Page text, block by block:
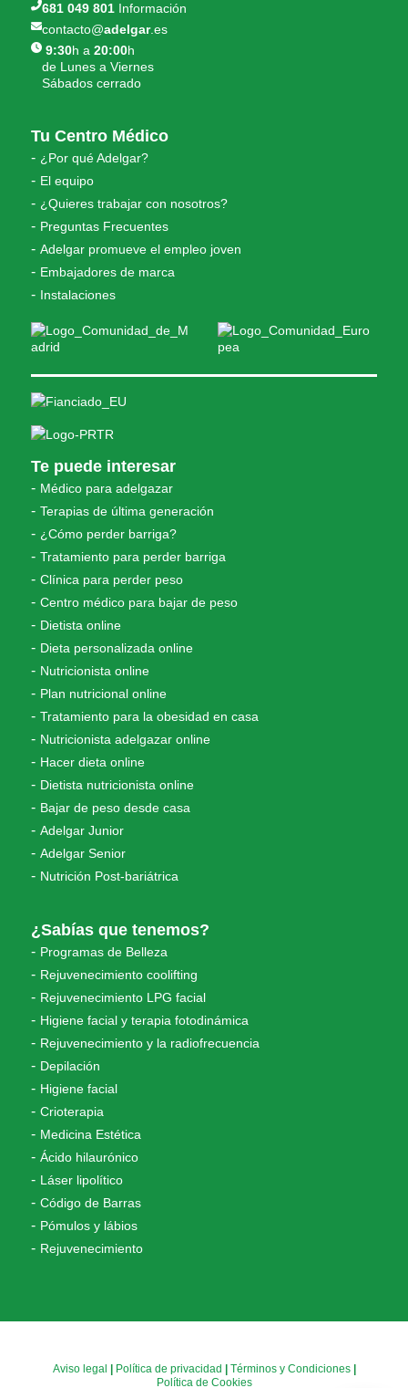
681 049 801 Información
contacto@adelgar.es
9:30h a20:00h
de Lunes a Viernes
Sábados cerrado
Tu Centro Médico
¿Por qué Adelgar?
El equipo
¿Quieres trabajar con nosotros?
Preguntas Frecuentes
Adelgar promueve el empleo joven
Embajadores de marca
Instalaciones
Te puede interesar
Médico para adelgazar
Terapias de última generación
¿Cómo perder barriga?
Tratamiento para perder barriga
Clínica para perder peso
Centro médico para bajar de peso
Dietista online
Dieta personalizada online
Nutricionista online
Plan nutricional online
Tratamiento para la obesidad en casa
Nutricionista adelgazar online
Hacer dieta online
Dietista nutricionista online
Bajar de peso desde casa
Adelgar Junior
Adelgar Senior
Nutrición Post-bariátrica
¿Sabías que tenemos?
Programas de Belleza
Rejuvenecimiento coolifting
Rejuvenecimiento LPG facial
Higiene facial y terapia fotodinámica
Rejuvenecimiento y la radiofrecuencia
Depilación
Higiene facial
Crioterapia
Medicina Estética
Ácido hilaurónico
Láser lipolítico
Código de Barras
Pómulos y lábios
Rejuvenecimiento
Aviso legal Política de privacidad Términos y Condiciones|
Política de Cookies